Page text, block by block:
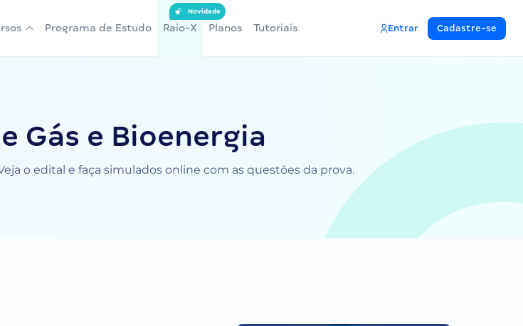
Programa de Estudo Raio-X
Novidade
Planos Tutoriais Entrar Cadastre-se
Gás e Bioenergia
o edital e faça simulados online com as questões da prova.